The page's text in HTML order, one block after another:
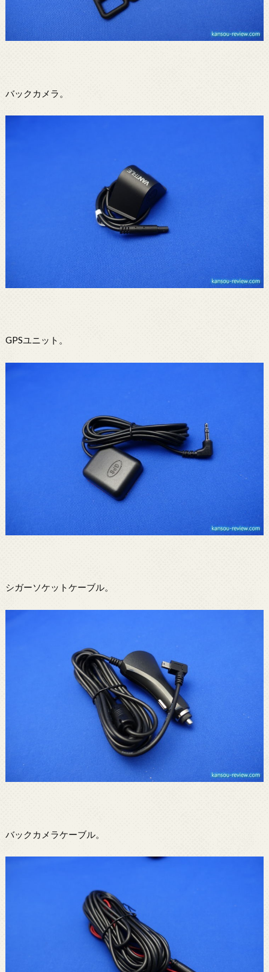
バックカメラ。
GPSユニット。
シガーソケットケーブル。
バックカメラケーブル。